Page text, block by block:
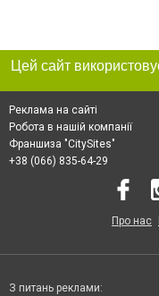
Реклама на сайті
Робота в нашій компанії
Франшиза "CitySites"
+38 (066) 835-64-29
Про нас
З питань реклами: